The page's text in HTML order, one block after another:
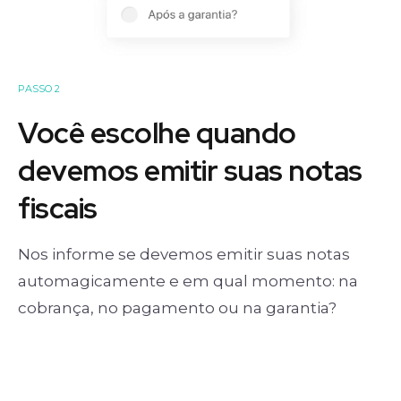
PASSO 2
Você escolhe quando
devemos emitir suas notas
fiscais
Nos informe se devemos emitir suas notas
automagicamente e em qual momento: na
cobrança, no pagamento ou na garantia?